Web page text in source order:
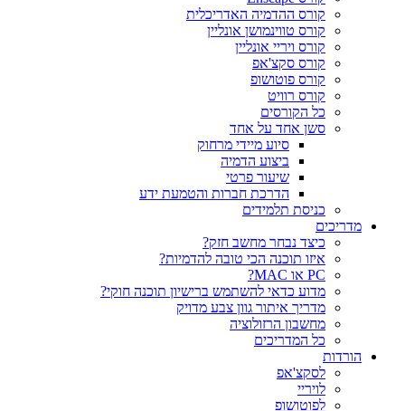
קורס ההדמיה האדריכלית
קורס טווינמושן אונליין
קורס ויריי אונליין
קורס סקצ'אפ
קורס פוטושופ
קורס רוויט
כל הקורסים
סשן אחד על אחד
סיוע מיידי מרחוק
ביצוע הדמיה
שיעור פרטי
הדרכת חברות והטמעת ידע
כניסת תלמידים
מדריכים
כיצד נבחר מחשב חזק?
איזו תוכנה הכי טובה להדמיות?‎‎
PC או MAC?
מדוע כדאי להשתמש ברישיון תוכנה חוקי?
מדריך איתור גוון צבע מדויק
מחשבון הרזולוציה
כל המדריכים
הורדות
לסקצ'אפ
לויריי
לפוטושופ